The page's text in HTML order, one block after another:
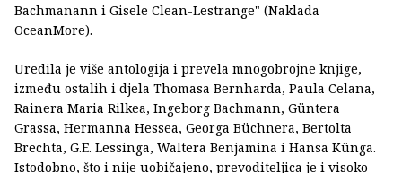
Bachmanann i Gisele Clean-Lestrange" (Naklada
OceanMore).
Uredila je više antologija i prevela mnogobrojne knjige,
između ostalih i djela Thomasa Bernharda, Paula Celana,
Rainera Maria Rilkea, Ingeborg Bachmann, Güntera
Grassa, Hermanna Hessea, Georga Büchnera, Bertolta
Brechta, G.E. Lessinga, Waltera Benjamina i Hansa Künga.
Istodobno, što i nije uobičajeno, prevoditeljica je i visoko